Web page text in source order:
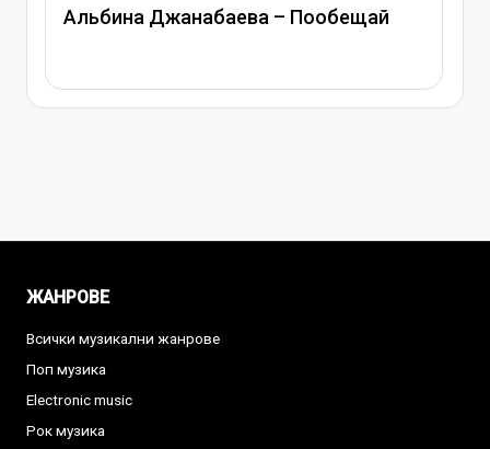
Альбина Джанабаева – Пообещай
ЖАНРОВЕ
Всички музикални жанрове
Поп музика
Electronic music
Рок музика